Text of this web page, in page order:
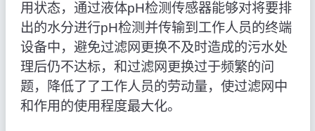
用状态，通过液体pH检测传感器能够对将要排
出的水分进行pH检测并传输到工作人员的终端
设备中，避免过滤网更换不及时造成的污水处
理后仍不达标，和过滤网更换过于频繁的问
题，降低了了工作人员的劳动量，使过滤网中
和作用的使用程度最大化。